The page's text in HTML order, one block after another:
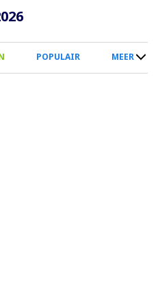
Overslaan
naar
inhoud
POPULAIR MEER